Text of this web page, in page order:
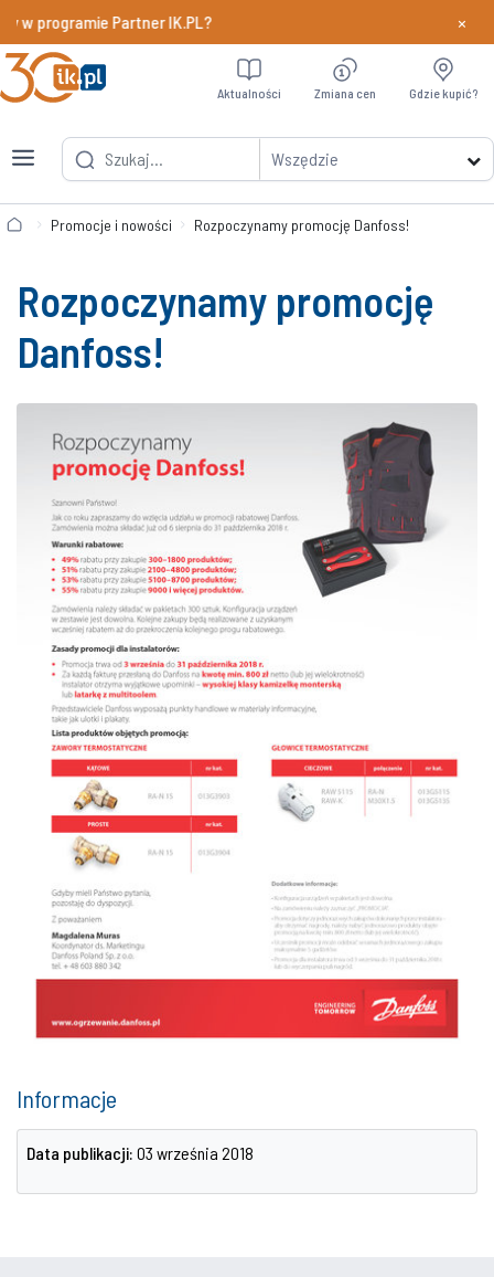
w programie Partner IK.PL? Dowiedz
×
Wszędzie
Aktualności Zmiana cen Gdzie kupić?
Promocje i nowości Rozpoczynamy promocję Danfoss!
Rozpoczynamy promocję
Danfoss!
Informacje
Data publikacji: 03 września 2018